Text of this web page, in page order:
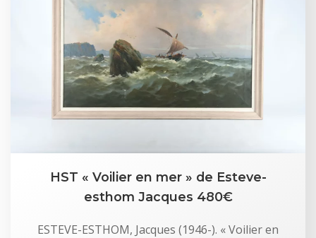
HST « Voilier en mer » de Esteve-
esthom Jacques 480€
ESTEVE-ESTHOM, Jacques (1946-). « Voilier en